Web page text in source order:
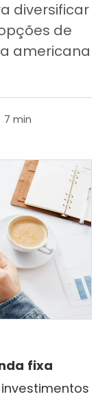
diversificar
de
americana
7 min
fixa